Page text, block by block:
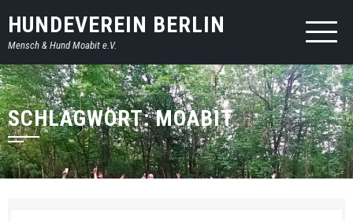
HUNDEVEREIN BERLIN
Mensch & Hund Moabit e.V.
SCHLAGWORT: MOABIT